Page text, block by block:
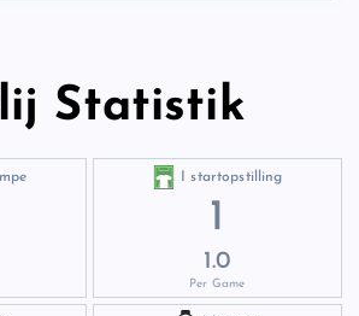
Statistik
I startopstilling
1
1.0
Per Game